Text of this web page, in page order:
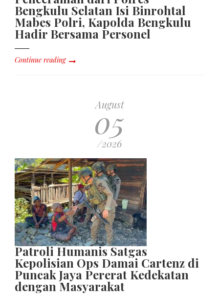
Bengkulu Selatan Isi Binrohtal
Mabes Polri, Kapolda Bengkulu
Hadir Bersama Personel
Continue reading
August
05
/2026
Patroli Humanis Satgas
Kepolisian Ops Damai Cartenz di
Puncak Jaya Pererat Kedekatan
dengan Masyarakat